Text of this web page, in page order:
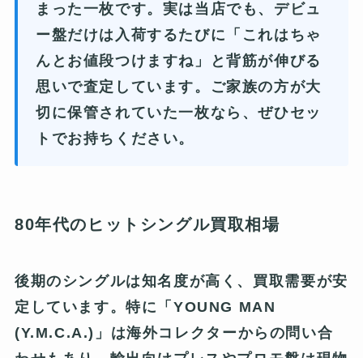
まった一枚です。実は当店でも、デビュ
ー盤だけは入荷するたびに「これはちゃ
んとお値段つけますね」と背筋が伸びる
思いで査定しています。ご家族の方が大
切に保管されていた一枚なら、ぜひセッ
トでお持ちください。
80年代のヒットシングル買取相場
後期のシングルは知名度が高く、買取需要が安
定しています。特に「YOUNG MAN
(Y.M.C.A.)」は海外コレクターからの問い合